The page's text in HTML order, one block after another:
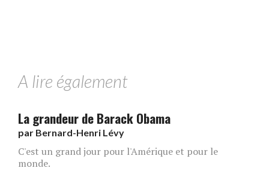
A lire également
La grandeur de Barack Obama
par Bernard-Henri Lévy
C'est un grand jour pour l'Amérique et pour le
monde.